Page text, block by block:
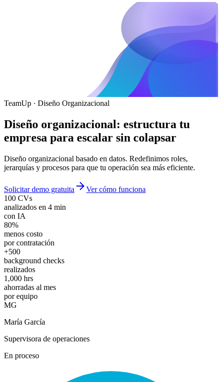
TeamUp · Diseño Organizacional
Diseño organizacional: estructura tu
empresa para escalar sin colapsar
Diseño organizacional basado en datos. Redefinimos roles,
jerarquías y procesos para que tu operación sea más eficiente.
Solicitar demo gratuita
Ver cómo funciona
100 CVs
analizados en 4 min
con IA
80%
menos costo
por contratación
+500
background checks
realizados
1,000 hrs
ahorradas al mes
por equipo
MG
María García
Supervisora de operaciones
En proceso